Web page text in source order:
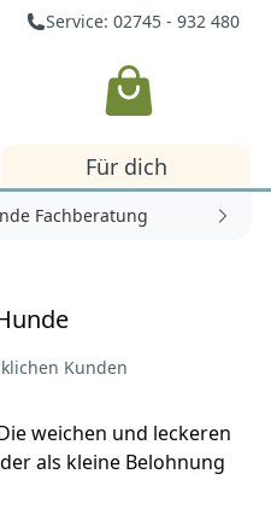
Service: 02745 - 932 480
Warenkorb
Für dich
Fachberatung
Kunden
weichen und leckeren
als kleine Belohnung